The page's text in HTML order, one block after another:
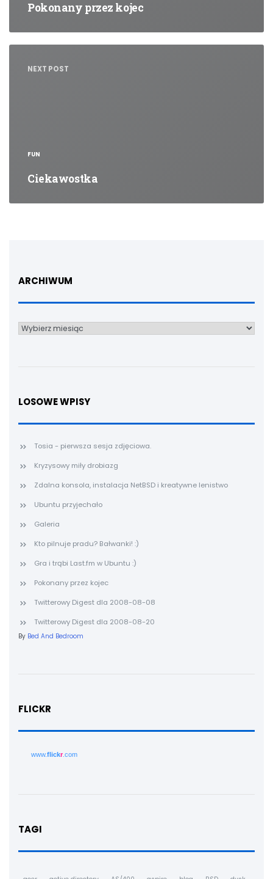
Pokonany przez kojec
NEXT POST
FUN
Ciekawostka
ARCHIWUM
Archiwum
LOSOWE WPISY
Tosia - pierwsza sesja zdjęciowa.
Kryzysowy miły drobiazg
Zdalna konsola, instalacja NetBSD i kreatywne lenistwo
Ubuntu przyjechało
Galeria
Kto pilnuje pradu? Bałwanki! :)
Gra i trąbi Last.fm w Ubuntu :)
Pokonany przez kojec
Twitterowy Digest dla 2008-08-08
Twitterowy Digest dla 2008-08-20
By Bed And Bedroom
FLICKR
www.flickr.com
TAGI